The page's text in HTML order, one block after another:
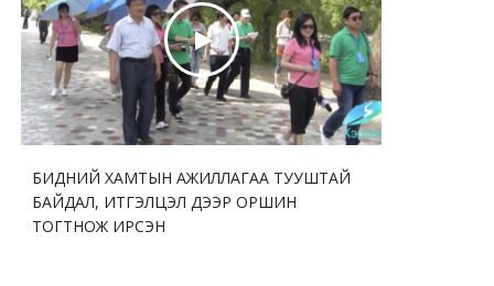
БИДНИЙ ХАМТЫН АЖИЛЛАГАА ТУУШТАЙ
БАЙДАЛ, ИТГЭЛЦЭЛ ДЭЭР ОРШИН
ТОГТНОЖ ИРСЭН